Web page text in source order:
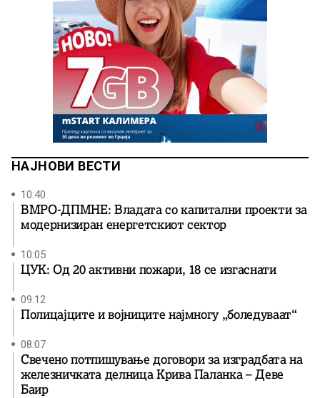
НАЈНОВИ ВЕСТИ
10:40
ВМРО-ДПМНЕ: Владата со капитални проекти за
модернизиран енергетскиот сектор
10:05
ЦУК: Од 20 активни пожари, 18 се изгаснати
09:12
Полицајците и војниците најмногу „боледуваат“
08:07
Свечено потпишување договори за изградбата на
железничката делница Крива Паланка – Деве
Баир